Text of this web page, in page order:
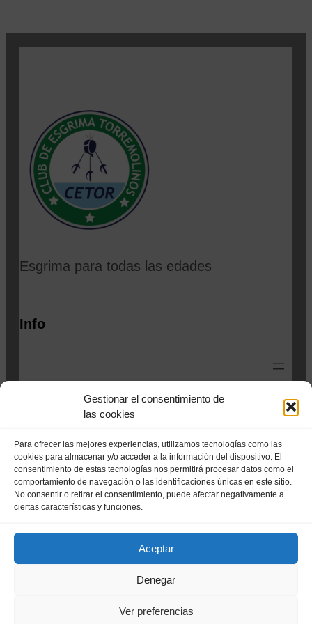
Gestionar el consentimiento de
las cookies
Para ofrecer las mejores experiencias, utilizamos tecnologías como las
cookies para almacenar y/o acceder a la información del dispositivo. El
consentimiento de estas tecnologías nos permitirá procesar datos como el
comportamiento de navegación o las identificaciones únicas en este sitio.
No consentir o retirar el consentimiento, puede afectar negativamente a
ciertas características y funciones.
Aceptar
Denegar
Ver preferencias
Esgrima para todas las edades
Info
C. Pedro Navarro Bruna 1, 29620, Torremolinos.
Aviso Legal Política de Privacidad